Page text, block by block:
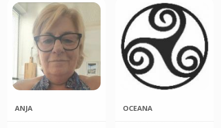
ANJA OCEANA